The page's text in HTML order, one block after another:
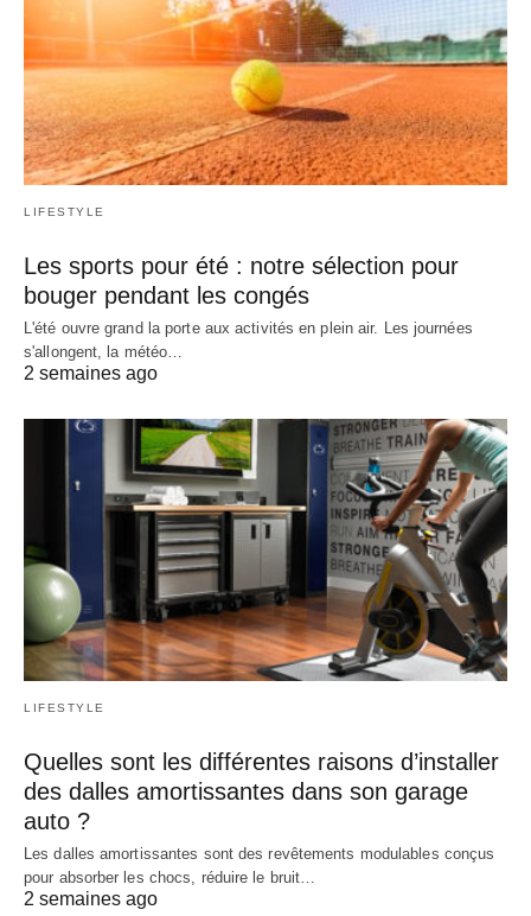
LIFESTYLE
Les sports pour été : notre sélection pour
bouger pendant les congés
L'été ouvre grand la porte aux activités en plein air. Les journées
s'allongent, la météo…
2 semaines ago
LIFESTYLE
Quelles sont les différentes raisons d’installer
des dalles amortissantes dans son garage
auto ?
Les dalles amortissantes sont des revêtements modulables conçus
pour absorber les chocs, réduire le bruit…
2 semaines ago